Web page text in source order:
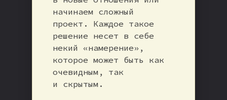
начинаем сложный
проект. Каждое такое
решение несет в себе
некий «намерение»,
которое может быть как
очевидным, так
и скрытым.